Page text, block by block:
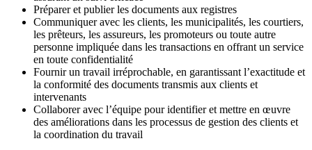
Préparer et publier les documents aux registres
Communiquer avec les clients, les municipalités, les courtiers,
les prêteurs, les assureurs, les promoteurs ou toute autre
personne impliquée dans les transactions en offrant un service
en toute confidentialité
Fournir un travail irréprochable, en garantissant l’exactitude et
la conformité des documents transmis aux clients et
intervenants
Collaborer avec l’équipe pour identifier et mettre en œuvre
des améliorations dans les processus de gestion des clients et
la coordination du travail